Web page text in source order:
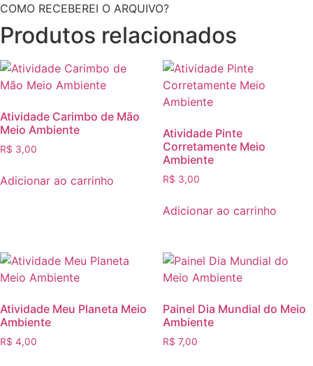
COMO RECEBEREI O ARQUIVO?
Produtos relacionados
Atividade Carimbo de Mão
Meio Ambiente
R$ 3,00
Adicionar ao carrinho
Atividade Pinte
Corretamente Meio
Ambiente
R$ 3,00
Adicionar ao carrinho
Atividade Meu Planeta Meio
Ambiente
R$ 4,00
Painel Dia Mundial do Meio
Ambiente
R$ 7,00